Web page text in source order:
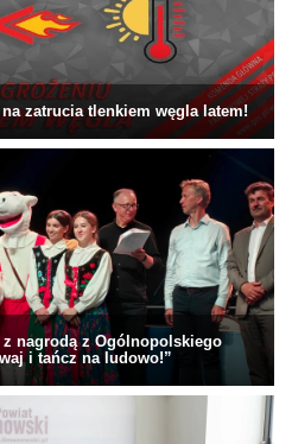
zatrucia tlenkiem węgla latem!
nagrodą z Ogólnopolskiego
i tańcz na ludowo!”